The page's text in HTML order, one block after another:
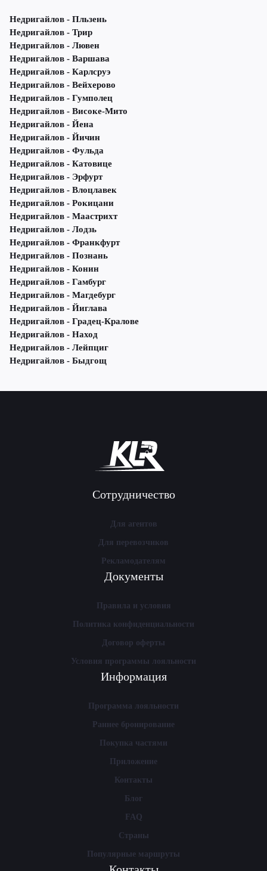
Недригайлов - Пльзень
Недригайлов - Трир
Недригайлов - Лювен
Недригайлов - Варшава
Недригайлов - Карлсруэ
Недригайлов - Вейхерово
Недригайлов - Гумполец
Недригайлов - Високе-Мито
Недригайлов - Йена
Недригайлов - Йичин
Недригайлов - Фульда
Недригайлов - Катовице
Недригайлов - Эрфурт
Недригайлов - Влоцлавек
Недригайлов - Рокицани
Недригайлов - Маастрихт
Недригайлов - Лодзь
Недригайлов - Франкфурт
Недригайлов - Познань
Недригайлов - Конин
Недригайлов - Гамбург
Недригайлов - Магдебург
Недригайлов - Йиглава
Недригайлов - Градец-Кралове
Недригайлов - Наход
Недригайлов - Лейпциг
Недригайлов - Быдгощ
Сотрудничество
Для агентов
Для перевозчиков
Рекламодателям
Документы
Правила и условия
Политика конфиденциальности
Договор оферты
Условия программы лояльности
Информация
Программа лояльности
Раннее бронирование
Покупка частями
Приложение
Контакты
Блог
FAQ
Страны
Популярные маршруты